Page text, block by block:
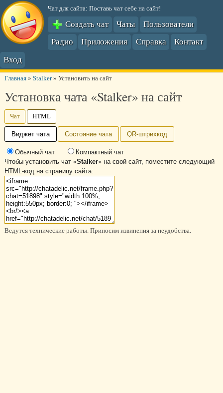
Чат для сайта: Поставь чат себе на сайт!
Создать чат Чаты
Пользователи
Радио
Приложения Справка
Контакт
Вход
Главная» Stalker» Установить на сайт
Установка чата «Stalker» на сайт
Чат HTML
Виджет чата Состояние чата QR-штрихкод
Обычный чат
Компактный чат
Чтобы установить чат «Stalker» на свой сайт, поместите следующий
HTML-код на страницу сайта: